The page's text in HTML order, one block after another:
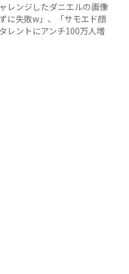
レンジしたダニエルの画像
に失敗w」、「サモエド顔
レントにアンチ100万人増